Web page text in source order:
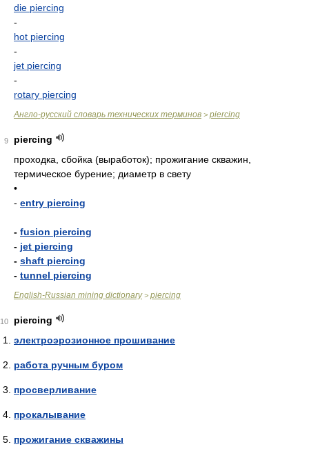
die piercing
-
hot piercing
-
jet piercing
-
rotary piercing
Англо-русский словарь технических терминов > piercing
9
piercing
проходка, сбойка (выработок); прожигание скважин,
термическое бурение; диаметр в свету
•
- entry piercing
- fusion piercing
- jet piercing
- shaft piercing
- tunnel piercing
English-Russian mining dictionary> piercing
10
piercing
электроэрозионное прошивание
работа ручным буром
просверливание
прокалывание
прожигание скважины